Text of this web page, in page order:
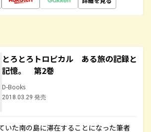
とろとろトロピカル ある旅の記録と
記憶。 第2巻
D-Books
2018.03.29 発売
いた南の島に滞在することになった筆者